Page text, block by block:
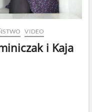
VIDEO
i Kaja